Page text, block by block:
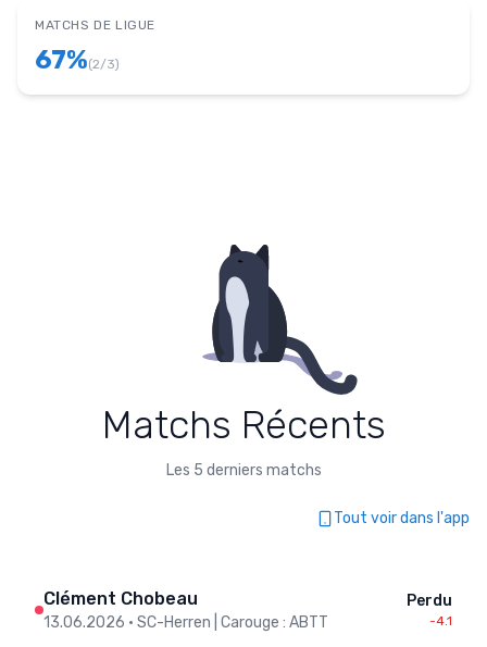
MATCHS DE LIGUE
67%(2/3)
Matchs Récents
Les 5 derniers matchs
Tout voir dans l'app
Clément Chobeau
13.06.2026 • SC-Herren | Carouge : ABTT
Perdu
-4.1